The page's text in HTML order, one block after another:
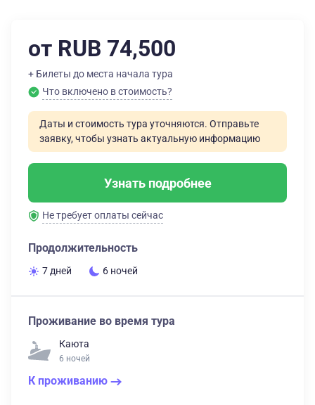
от RUB 74,500
+ Билеты до места начала тура
Что включено в стоимость?
Даты и стоимость тура уточняются. Отправьте
заявку, чтобы узнать актуальную информацию
Узнать подробнее
Не требует оплаты сейчас
Продолжительность
7 дней 6 ночей
Проживание во время тура
Каюта
6 ночей
К проживанию